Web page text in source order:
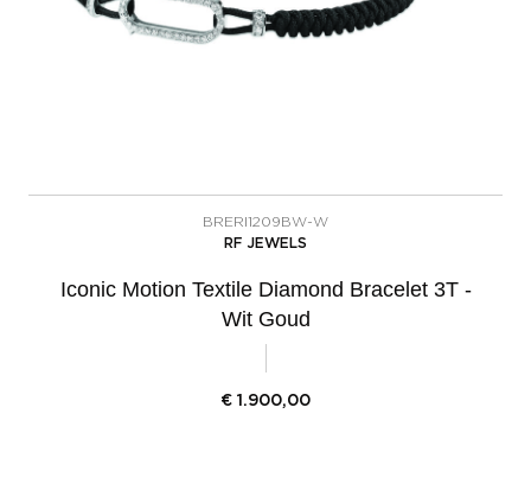
BRERI1209BW-W
RF JEWELS
Iconic Motion Textile Diamond Bracelet 3T -
Wit Goud
€ 1.900,00